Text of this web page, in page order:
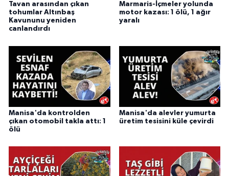
Tavan arasından çıkan
tohumlar Altınbaş
Kavununu yeniden
canlandırdı
Marmaris-İçmeler yolunda
motor kazası: 1 ölü, 1 ağır
yaralı
Manisa'da kontrolden
çıkan otomobil takla attı: 1
ölü
Manisa'da alevler yumurta
üretim tesisini küle çevirdi